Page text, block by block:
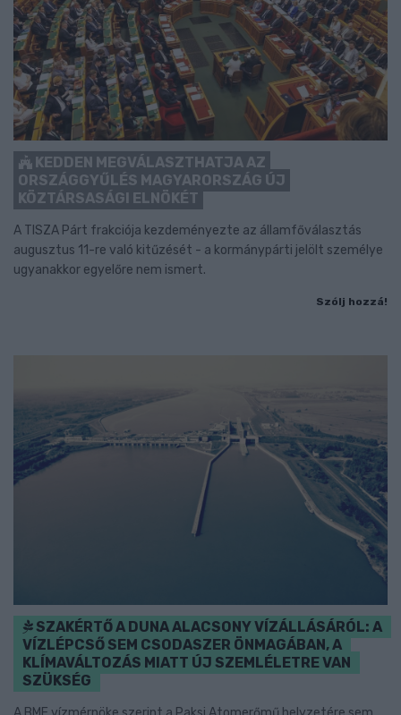
KEDDEN MEGVÁLASZTHATJA AZ
ORSZÁGGYŰLÉS MAGYARORSZÁG ÚJ
KÖZTÁRSASÁGI ELNÖKÉT
A TISZA Párt frakciója kezdeményezte az államfőválasztás
augusztus 11-re való kitűzését - a kormánypárti jelölt személye
ugyanakkor egyelőre nem ismert.
Szólj hozzá!
SZAKÉRTŐ A DUNA ALACSONY VÍZÁLLÁSÁRÓL: A
VÍZLÉPCSŐ SEM CSODASZER ÖNMAGÁBAN, A
KLÍMAVÁLTOZÁS MIATT ÚJ SZEMLÉLETRE VAN
SZÜKSÉG